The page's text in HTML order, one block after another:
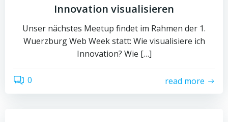
Innovation visualisieren
Unser nächstes Meetup findet im Rahmen der 1.
Wuerzburg Web Week statt: Wie visualisiere ich
Innovation? Wie […]
0 read more